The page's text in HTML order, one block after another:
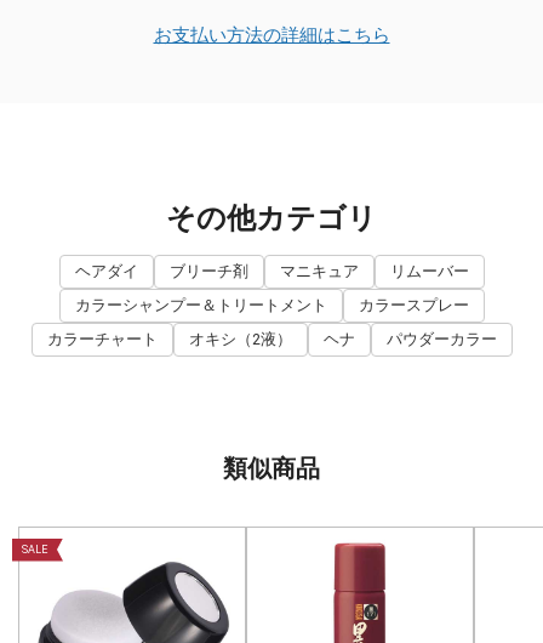
お支払い方法の詳細はこちら
その他カテゴリ
ヘアダイ ブリーチ剤 マニキュア
リムーバー
カラーシャンプー＆トリートメント
カラースプレー
カラーチャート
オキシ（2液） ヘナ パウダーカラー
類似商品
SALE